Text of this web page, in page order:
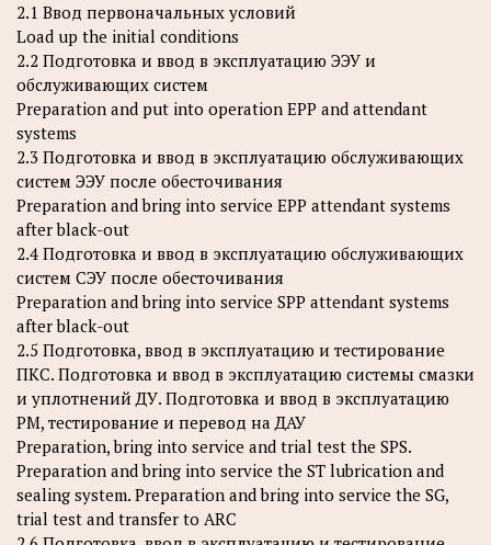
2.1 Ввод первоначальных условий
Load up the initial conditions
2.2 Подготовка и ввод в эксплуатацию ЭЭУ и
обслуживающих систем
Preparation and put into operation EPP and attendant
systems
2.3 Подготовка и ввод в эксплуатацию обслуживающих
систем ЭЭУ после обесточивания
Preparation and bring into service EPP attendant systems
after black-out
2.4 Подготовка и ввод в эксплуатацию обслуживающих
систем СЭУ после обесточивания
Preparation and bring into service SPP attendant systems
after black-out
2.5 Подготовка, ввод в эксплуатацию и тестирование
ПКС. Подготовка и ввод в эксплуатацию системы смазки
и уплотнений ДУ. Подготовка и ввод в эксплуатацию
РМ, тестирование и перевод на ДАУ
Preparation, bring into service and trial test the SPS.
Preparation and bring into service the ST lubrication and
sealing system. Preparation and bring into service the SG,
trial test and transfer to ARC